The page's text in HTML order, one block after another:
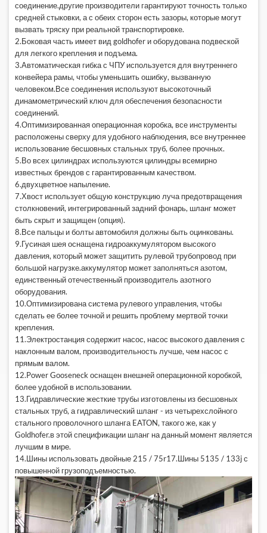
соединение.другие производители гарантируют точность только
средней стыковки, а с обеих сторон есть зазоры, которые могут
вызвать тряску при реальной транспортировке.
2.Боковая часть имеет вид goldhofer и оборудована подвеской
для легкого крепления и подъема.
3.Автоматическая гибка с ЧПУ используется для внутреннего
конвейера рамы, чтобы уменьшить ошибку, вызванную
человеком.Все соединения используют высокоточный
динамометрический ключ для обеспечения безопасности
соединений.
4.Оптимизированная операционная коробка, все инструменты
расположены сверху для удобного наблюдения, все внутреннее
использование бесшовных стальных труб, более прочных.
5.Во всех цилиндрах используются цилиндры всемирно
известных брендов с гарантированным качеством.
6.двухцветное напыление.
7.Хвост использует общую конструкцию луча предотвращения
столкновений, интегрированный задний фонарь, шланг может
быть скрыт и защищен (опция).
8.Все пальцы и болты автомобиля должны быть оцинкованы.
9.Гусиная шея оснащена гидроаккумулятором высокого
давления, который может защитить рулевой трубопровод при
большой нагрузке.аккумулятор может заполняться азотом,
единственный отечественный производитель азотного
оборудования.
10.Оптимизирована система рулевого управления, чтобы
сделать ее более точной и решить проблему мертвой точки
крепления.
11.Электростанция содержит насос, насос высокого давления с
наклонным валом, производительность лучше, чем насос с
прямым валом.
12.Power Gooseneck оснащен внешней операционной коробкой,
более удобной в использовании.
13.Гидравлические жесткие трубы изготовлены из бесшовных
стальных труб, а гидравлический шланг - из четырехслойного
стального проволочного шланга EATON, такого же, как у
Goldhofer.в этой спецификации шланг на данный момент является
лучшим в мире.
14.Шины использовать двойные 215 / 75r17.Шины 5135 / 133j с
повышенной грузоподъемностью.